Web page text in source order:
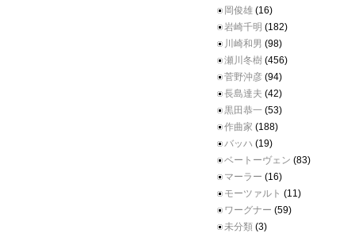
岡俊雄 (16)
岩崎千明 (182)
川崎和男 (98)
瀬川冬樹 (456)
菅野沖彦 (94)
長島達夫 (42)
黒田恭一 (53)
作曲家 (188)
バッハ (19)
ベートーヴェン (83)
マーラー (16)
モーツァルト (11)
ワーグナー (59)
未分類 (3)